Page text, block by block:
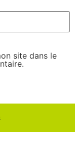
site dans le